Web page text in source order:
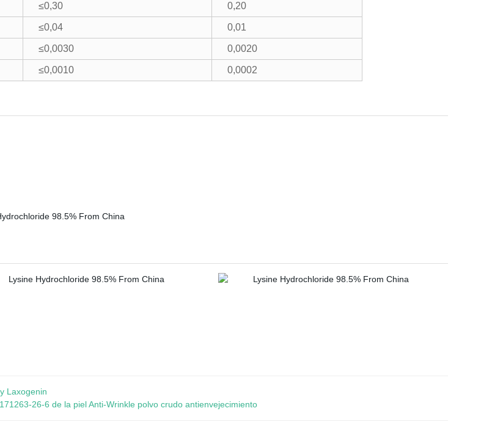
≤0,30 0,20
≤0,04 0,01
≤0,0030 0,0020
≤0,0010 0,0002
Laxogenin
26-6 de la piel Anti-Wrinkle polvo crudo antienvejecimiento